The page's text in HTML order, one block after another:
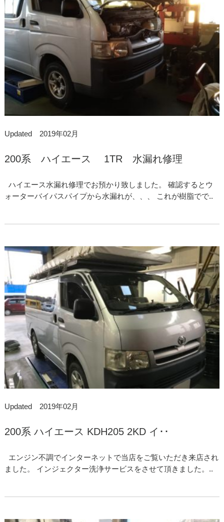
Updated 2019年02月
200系 ハイエース 1TR 水漏れ修理
ハイエース水漏れ修理でお預かり致しました。 確認するとウ
ォーターバイパスパイプから水漏れが、、、 これが樹脂でで..
Updated 2019年02月
200系 ハイエース KDH205 2KD イ･･
エンジン不調でインターネットで当店をご覧いただき来店され
ました。 インジェクター洗浄サービスをさせて頂きました。..